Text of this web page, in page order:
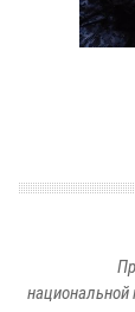
национальной